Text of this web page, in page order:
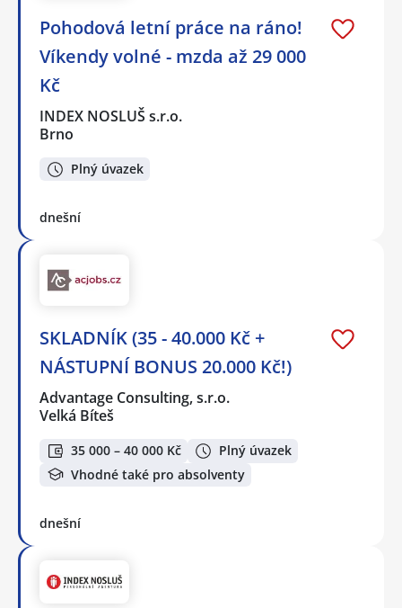
Pohodová letní práce na ráno!
Víkendy volné - mzda až 29 000
Kč
INDEX NOSLUŠ s.r.o.
Brno
Plný úvazek
dnešní
SKLADNÍK (35 - 40.000 Kč +
NÁSTUPNÍ BONUS 20.000 Kč!)
Advantage Consulting, s.r.o.
Velká Bíteš
35 000 – 40 000 Kč
Plný úvazek
Vhodné také pro absolventy
dnešní